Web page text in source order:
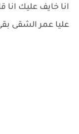
انا خايف عليك
عليا عمر الشقى